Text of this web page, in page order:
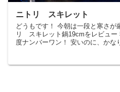
ニトリ スキレット
どうもです！ 今朝は一段と寒さが
リ スキレット鍋19cmをレビュー
度ナンバーワン！ 安いのに、かな